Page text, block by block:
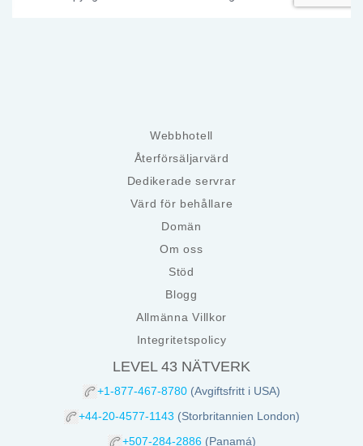
Webbhotell
Återförsäljarvärd
Dedikerade servrar
Värd för behållare
Domän
Om oss
Stöd
Blogg
Allmänna Villkor
Integritetspolicy
LEVEL 43 NÄTVERK
+1-877-467-8780 (Avgiftsfritt i USA)
+44-20-4577-1143 (Storbritannien London)
+507-284-2886 (Panamá)